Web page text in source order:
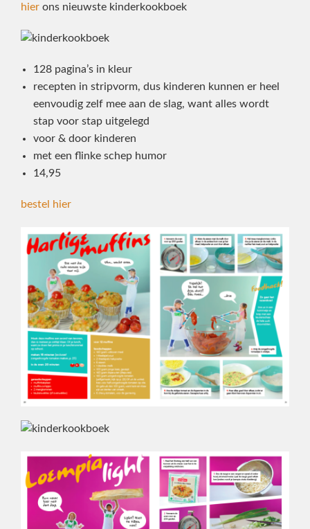
hier ons nieuwste kinderkookboek
128 pagina’s in kleur
recepten in stripvorm, dus kinderen kunnen er heel
eenvoudig zelf mee aan de slag, want alles wordt
stap voor stap uitgelegd
voor & door kinderen
met een flinke schep humor
14,95
bestel hier